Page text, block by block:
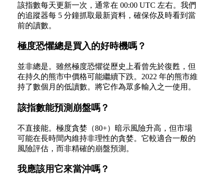
該指數每天更新一次，通常在 00:00 UTC 左右。我們
的追蹤器每 5 分鐘抓取最新資料，確保你及時看到當
前的讀數。
極度恐懼總是買入的好時機嗎？
並非總是。雖然極度恐懼從歷史上看曾先於復甦，但
在持久的熊市中價格可能繼續下跌。2022 年的熊市維
持了數個月的低讀數。將它作為眾多輸入之一使用。
該指數能預測崩盤嗎？
不直接能。極度貪婪（80+）暗示風險升高，但市場
可能在長時間內維持非理性的貪婪。它較適合一般的
風險評估，而非精確的崩盤預測。
我應該用它來當沖嗎？